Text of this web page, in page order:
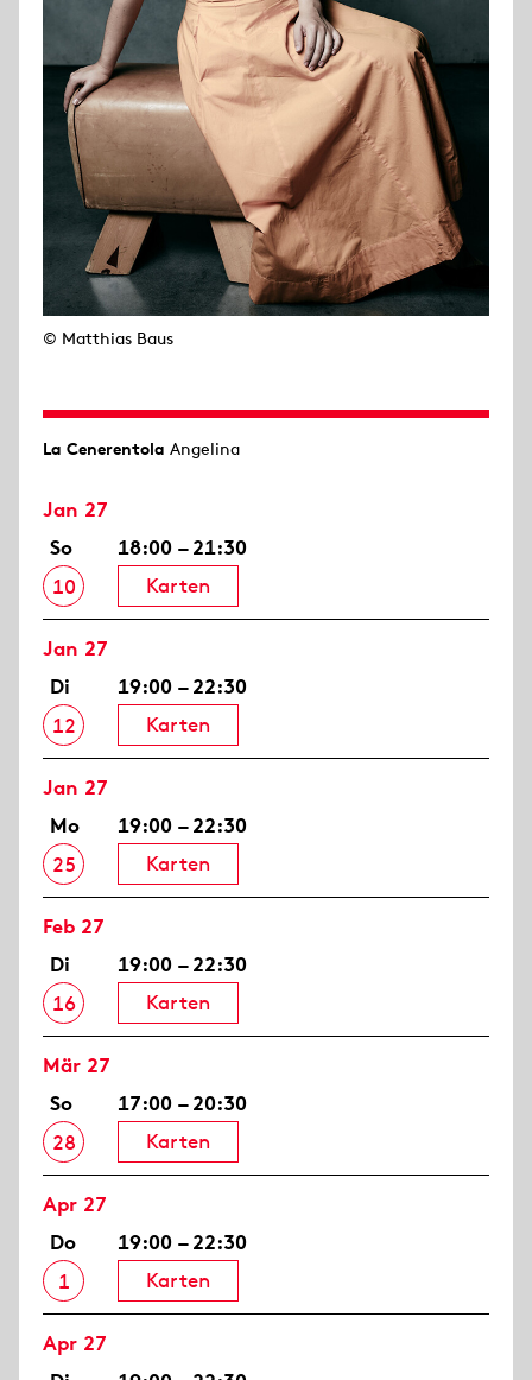
© Matthias Baus
La Cenerentola Angelina
Jan 27
So
10
18:00 – 21:30
Karten
Jan 27
Di
12
19:00 – 22:30
Karten
Jan 27
Mo
25
19:00 – 22:30
Karten
Feb 27
Di
16
19:00 – 22:30
Karten
Mär 27
So
28
17:00 – 20:30
Karten
Apr 27
Do
1
19:00 – 22:30
Karten
Apr 27